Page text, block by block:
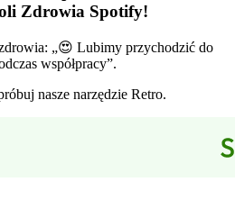
Zdrowia Spotify!
„😍 Lubimy przychodzić do
współpracy”.
nasze narzędzie Retro.